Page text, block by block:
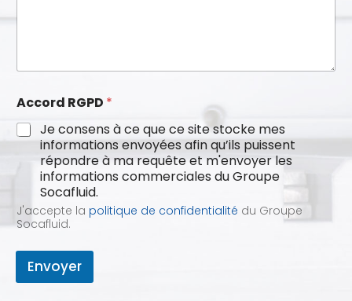
Accord RGPD *
Je consens à ce que ce site stocke mes
informations envoyées afin qu’ils puissent
répondre à ma requête et m'envoyer les
informations commerciales du Groupe
Socafluid.
J'accepte la politique de confidentialité du Groupe
Socafluid.
Envoyer